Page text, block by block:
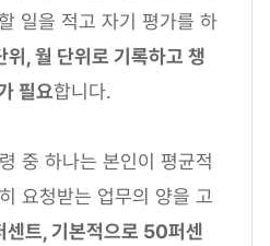
일을 적고 자기 평가를 하
위, 월 단위로 기록하고 챙
필요합니다.
중 하나는 본인이 평균적
요청받는 업무의 양을 고
트, 기본적으로 50퍼센